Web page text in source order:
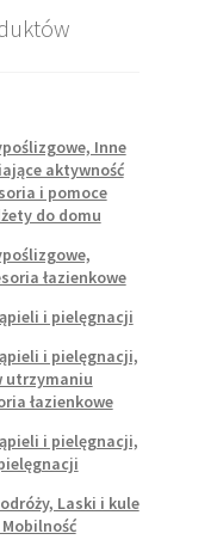
Inne
aktywność
i pomoce
do domu
łazienkowe
i pielęgnacji
i pielęgnacji,
utrzymaniu
łazienkowe
i pielęgnacji,
Laski i kule